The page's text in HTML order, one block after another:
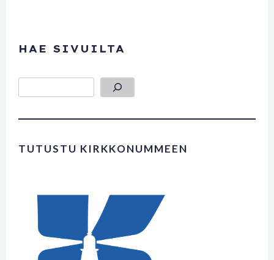
HAE SIVUILTA
TUTUSTU KIRKKONUMMEEN